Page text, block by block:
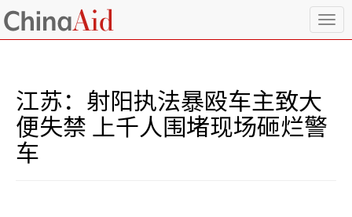
T
o
n
江苏：射阳执法暴殴车主致大
便失禁 上千人围堵现场砸烂警
车